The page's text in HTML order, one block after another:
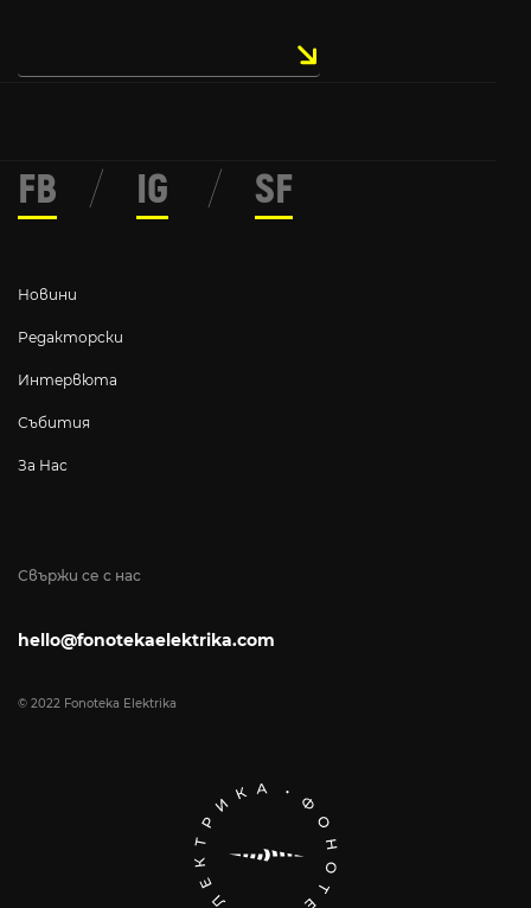
Свържи се с нас
hello@fonotekaelektrika.com
© 2022 Fonoteka Elektrika
Новини
Редакторски
Интервюта
Събития
За Нас
FB / IG / SF